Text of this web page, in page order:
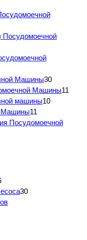
Посудомоечной
Машины30
Машины11
машины10
Машины11
Посудомоечной
30